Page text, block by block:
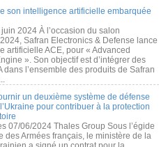
son intelligence artificielle embarquée
2024 À l’occasion du salon
Safran Electronics & Defense lance
artificielle ACE, pour « Advanced
». Son objectif est d’intégrer des
dans l’ensemble des produits de Safran
un deuxième système de défense
pour contribuer à la protection
07/06/2024 Thales Group Sous l’égide
des Armées français, le ministère de la